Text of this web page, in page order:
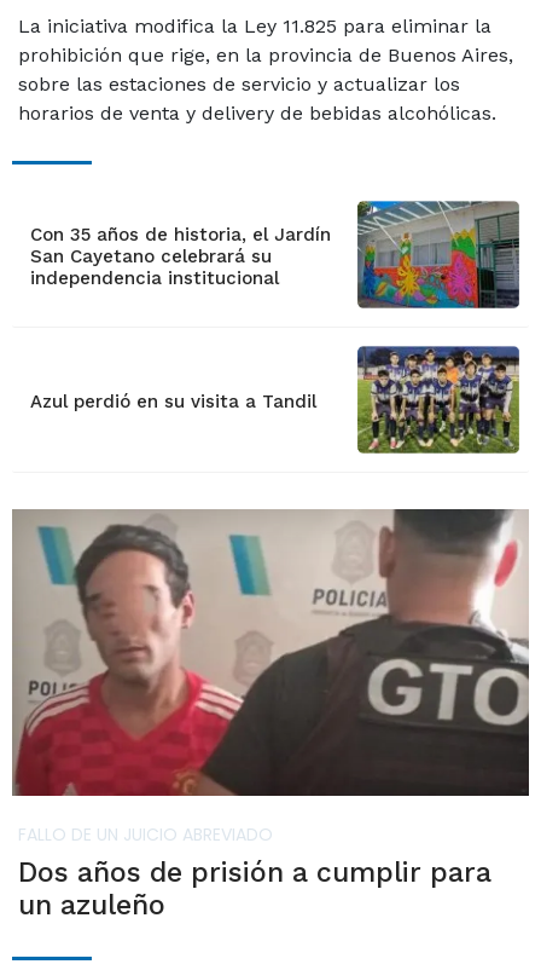
La iniciativa modifica la Ley 11.825 para eliminar la
prohibición que rige, en la provincia de Buenos Aires,
sobre las estaciones de servicio y actualizar los
horarios de venta y delivery de bebidas alcohólicas.
Con 35 años de historia, el Jardín
San Cayetano celebrará su
independencia institucional
Azul perdió en su visita a Tandil
FALLO DE UN JUICIO ABREVIADO
Dos años de prisión a cumplir para
un azuleño